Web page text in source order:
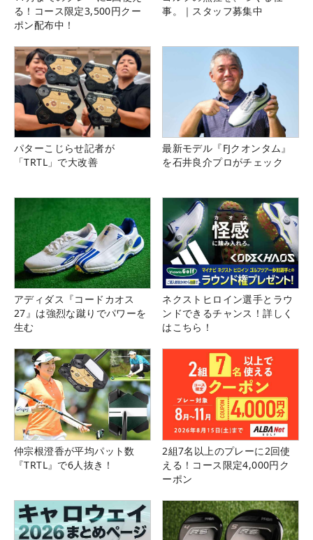
る！コース限定3,500円クー
ポン配布中！
事。｜スタッフ募集中
パターこじらせ記者が
「TRTL」で大改善
最新モデル『FJクオンタム』
を石井良介プロがチェック
アディダス『コードカオス
27』は強烈な蹴りでパワーを
生む
ネクストヒロイン選手とラウ
ンドできるチャンス！詳しく
はこちら！
仲宗根澄香が平均パット数
『TRTL』で6人抜き！
2組7名以上のプレーに2回使
える！コース限定4,000円ク
ーポン